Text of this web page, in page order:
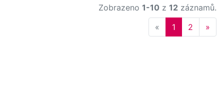
Zobrazeno 1-10 z 12 záznamů.
« Previous
1 2 »